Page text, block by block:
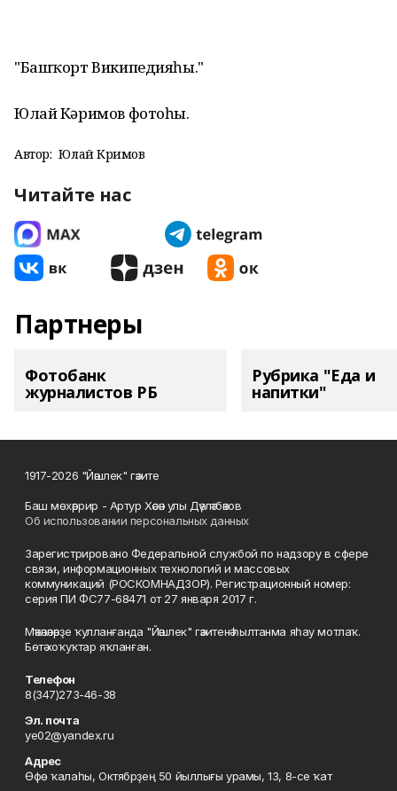
"Башҡорт Википедияһы."
Юлай Кәримов фотоһы.
Автор: Юлай Кәримов
Читайте нас
Партнеры
Фотобанк
журналистов РБ
Рубрика "Еда и
напитки"
1917-2026 "Йәшлек" гәзите
Баш мөхәррир - Артур Хәсән улы Дәүләтбәков
Об использовании персональных данных
Зарегистрировано Федеральной службой по надзору в сфере
связи, информационных технологий и массовых
коммуникаций (РОСКОМНАДЗОР). Регистрационный номер:
серия ПИ ФС77-68471 от 27 января 2017 г.
Мәҡәләләрҙе ҡулланғанда "Йәшлек" гәзитенә һылтанма яһау мотлаҡ.
Бөтә хоҡуҡтар яҡланған.
Телефон
8(347)273-46-38
Эл. почта
ye02@yandex.ru
Адрес
Өфө ҡалаһы, Октябрҙең 50 йыллығы урамы, 13, 8-се ҡат